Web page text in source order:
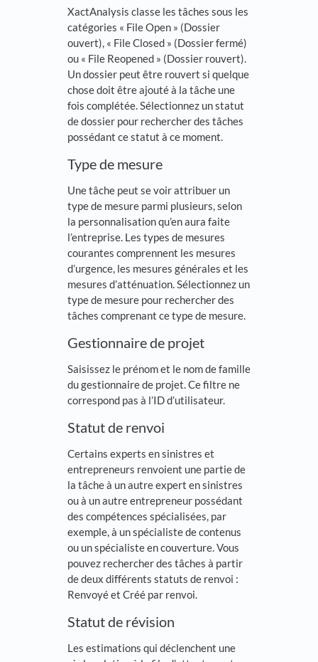
XactAnalysis classe les tâches sous les
catégories « File Open » (Dossier
ouvert), « File Closed » (Dossier fermé)
ou « File Reopened » (Dossier rouvert).
Un dossier peut être rouvert si quelque
chose doit être ajouté à la tâche une
fois complétée. Sélectionnez un statut
de dossier pour rechercher des tâches
possédant ce statut à ce moment.
Type de mesure
Une tâche peut se voir attribuer un
type de mesure parmi plusieurs, selon
la personnalisation qu’en aura faite
l’entreprise. Les types de mesures
courantes comprennent les mesures
d’urgence, les mesures générales et les
mesures d’atténuation. Sélectionnez un
type de mesure pour rechercher des
tâches comprenant ce type de mesure.
Gestionnaire de projet
Saisissez le prénom et le nom de famille
du gestionnaire de projet. Ce filtre ne
correspond pas à l’ID d’utilisateur.
Statut de renvoi
Certains experts en sinistres et
entrepreneurs renvoient une partie de
la tâche à un autre expert en sinistres
ou à un autre entrepreneur possédant
des compétences spécialisées, par
exemple, à un spécialiste de contenus
ou un spécialiste en couverture. Vous
pouvez rechercher des tâches à partir
de deux différents statuts de renvoi :
Renvoyé et Créé par renvoi.
Statut de révision
Les estimations qui déclenchent une